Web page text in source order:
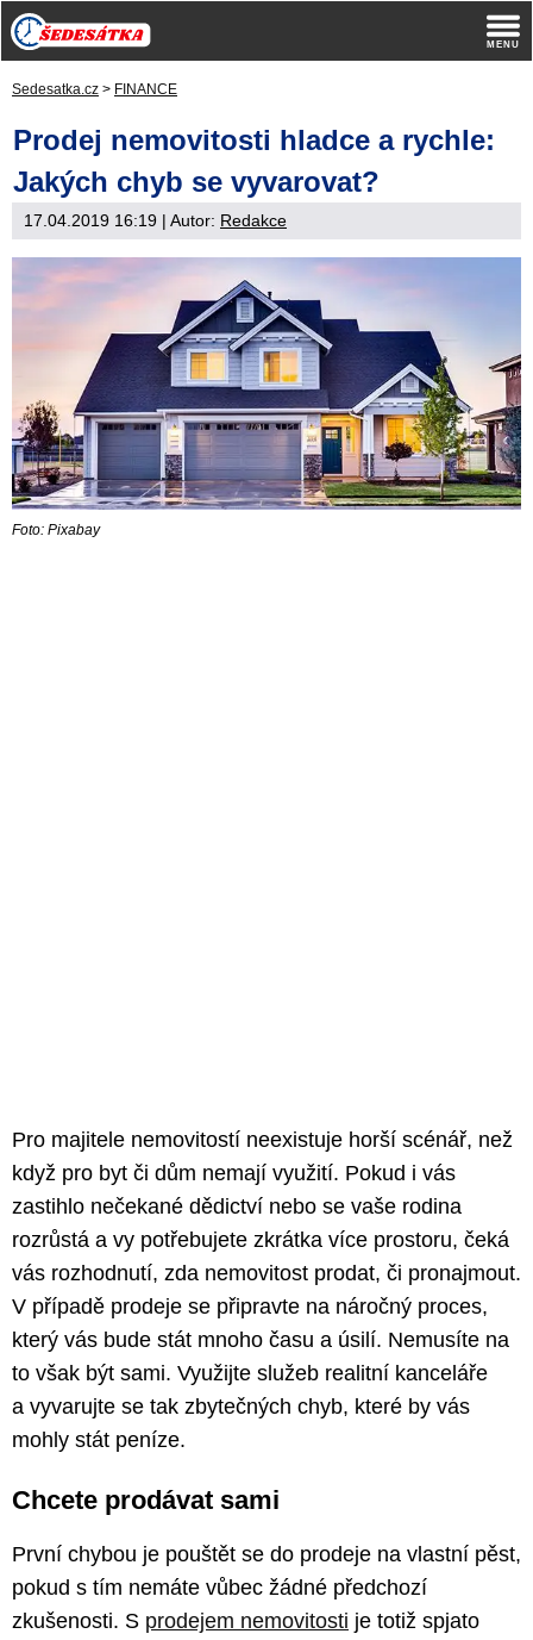
Sedesatka.cz > FINANCE
Prodej nemovitosti hladce a rychle:
Jakých chyb se vyvarovat?
17.04.2019 16:19 | Autor: Redakce
Foto: Pixabay
Pro majitele nemovitostí neexistuje horší scénář, než
když pro byt či dům nemají využití. Pokud i vás
zastihlo nečekané dědictví nebo se vaše rodina
rozrůstá a vy potřebujete zkrátka více prostoru, čeká
vás rozhodnutí, zda nemovitost prodat, či pronajmout.
V případě prodeje se připravte na náročný proces,
který vás bude stát mnoho času a úsilí. Nemusíte na
to však být sami. Využijte služeb realitní kanceláře
a vyvarujte se tak zbytečných chyb, které by vás
mohly stát peníze.
Chcete prodávat sami
První chybou je pouštět se do prodeje na vlastní pěst,
pokud s tím nemáte vůbec žádné předchozí
zkušenosti. S prodejem nemovitosti je totiž spjato